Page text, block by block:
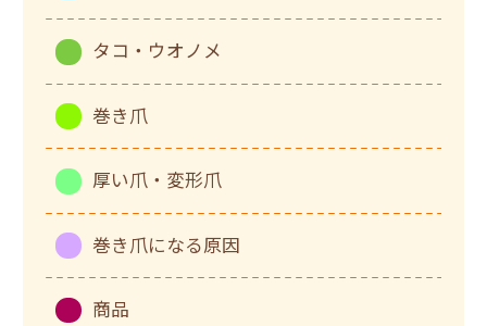
タコ・ウオノメ
巻き爪
厚い爪・変形爪
巻き爪になる原因
商品